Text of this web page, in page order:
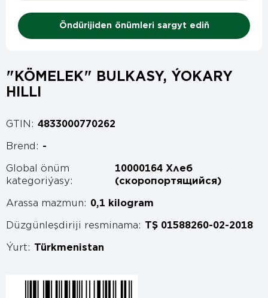
Öndürijiden önümleri sargyt ediň
"KÖMELEK" BULKASY, ÝOKARY
HILLI
GTIN: 4833000770262
Brend: -
Global önüm
kategoriýasy:
10000164 Хлеб
(скоропортящийся)
Arassa mazmun: 0,1 kilogram
Düzgünleşdiriji resminama: TŞ 01588260-02-2018
Ýurt: Türkmenistan